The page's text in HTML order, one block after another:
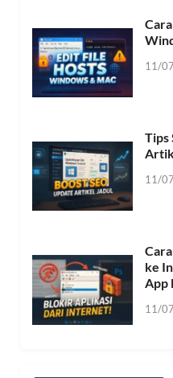
11/
Tips
11/
ke
App
11/